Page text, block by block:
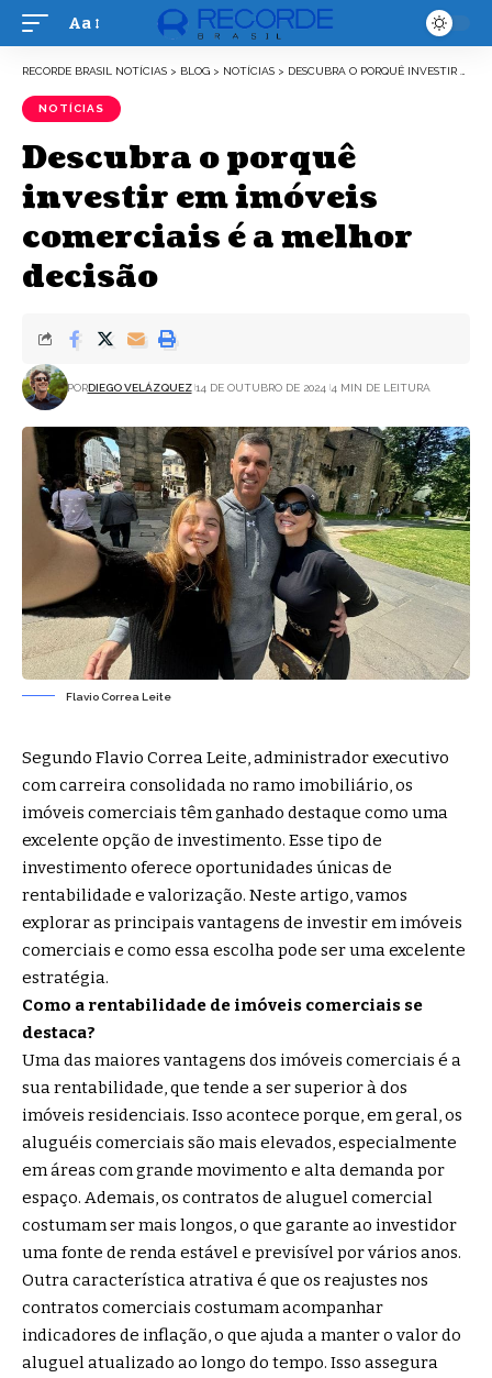
Font
Aa
RECORDE BRASIL NOTÍCIAS > BLOG > NOTÍCIAS > DESCUBRA O PORQUÊ INVESTIR EM IMÓVEIS COMERCIAIS É A MELHOR DECISÃO
NOTÍCIAS
Descubra o porquê
investir em imóveis
comerciais é a melhor
decisão
PORDIEGO VELÁZQUEZ 14 DE OUTUBRO DE 2024 4 MIN DE LEITURA
Flavio Correa Leite
Segundo Flavio Correa Leite, administrador executivo
com carreira consolidada no ramo imobiliário, os
imóveis comerciais têm ganhado destaque como uma
excelente opção de investimento. Esse tipo de
investimento oferece oportunidades únicas de
rentabilidade e valorização. Neste artigo, vamos
explorar as principais vantagens de investir em imóveis
comerciais e como essa escolha pode ser uma excelente
estratégia.
Como a rentabilidade de imóveis comerciais se
destaca?
Uma das maiores vantagens dos imóveis comerciais é a
sua rentabilidade, que tende a ser superior à dos
imóveis residenciais. Isso acontece porque, em geral, os
aluguéis comerciais são mais elevados, especialmente
em áreas com grande movimento e alta demanda por
espaço. Ademais, os contratos de aluguel comercial
costumam ser mais longos, o que garante ao investidor
uma fonte de renda estável e previsível por vários anos.
Outra característica atrativa é que os reajustes nos
contratos comerciais costumam acompanhar
indicadores de inflação, o que ajuda a manter o valor do
aluguel atualizado ao longo do tempo. Isso assegura